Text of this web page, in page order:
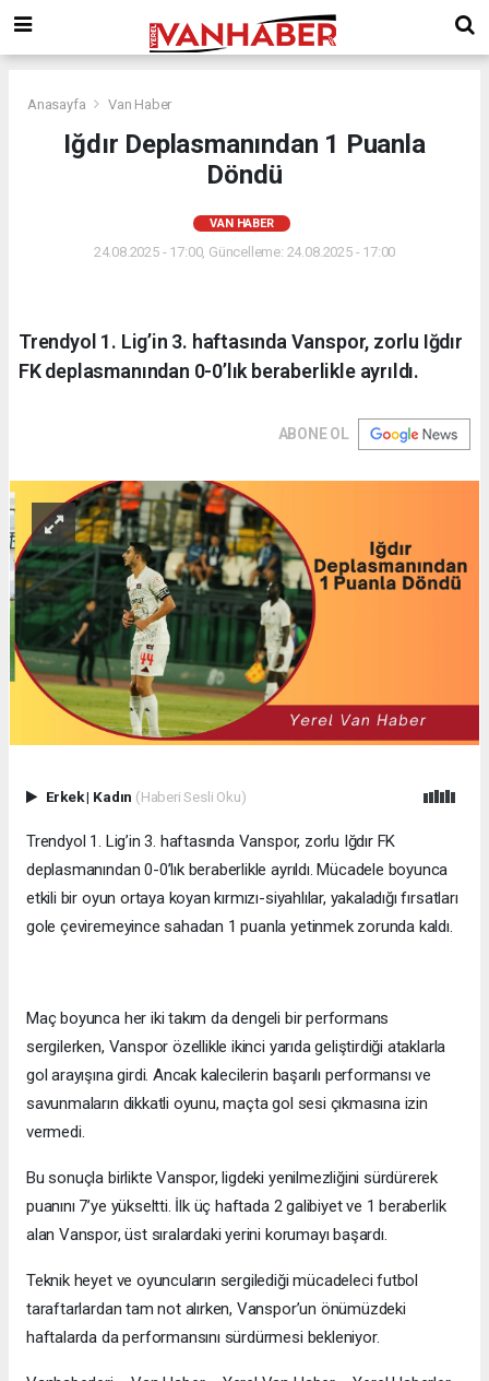
Anasayfa Van Haber
Iğdır Deplasmanından 1 Puanla
Döndü
VAN HABER
24.08.2025 - 17:00, Güncelleme: 24.08.2025 - 17:00
Trendyol 1. Lig’in 3. haftasında Vanspor, zorlu Iğdır
FK deplasmanından 0-0’lık beraberlikle ayrıldı.
ABONE OL
Erkek| Kadın (Haberi Sesli Oku)
Trendyol 1. Lig’in 3. haftasında Vanspor, zorlu Iğdır FK
deplasmanından 0-0’lık beraberlikle ayrıldı. Mücadele boyunca
etkili bir oyun ortaya koyan kırmızı-siyahlılar, yakaladığı fırsatları
gole çeviremeyince sahadan 1 puanla yetinmek zorunda kaldı.
Maç boyunca her iki takım da dengeli bir performans
sergilerken, Vanspor özellikle ikinci yarıda geliştirdiği ataklarla
gol arayışına girdi. Ancak kalecilerin başarılı performansı ve
savunmaların dikkatli oyunu, maçta gol sesi çıkmasına izin
vermedi.
Bu sonuçla birlikte Vanspor, ligdeki yenilmezliğini sürdürerek
puanını 7’ye yükseltti. İlk üç haftada 2 galibiyet ve 1 beraberlik
alan Vanspor, üst sıralardaki yerini korumayı başardı.
Teknik heyet ve oyuncuların sergilediği mücadeleci futbol
taraftarlardan tam not alırken, Vanspor’un önümüzdeki
haftalarda da performansını sürdürmesi bekleniyor.